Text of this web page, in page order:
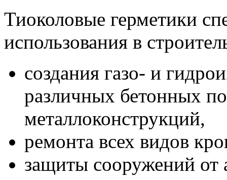
Тиоколовые герметики
использования в
создания газо- и
различных бетонных
металлоконструкций,
ремонта всех видов
защиты сооружений от